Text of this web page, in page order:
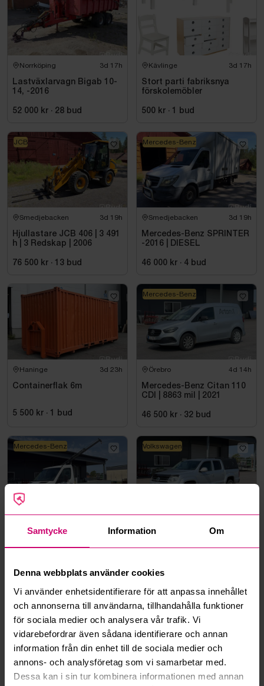
Samtycke Information Om
Denna webbplats använder cookies
Vi använder enhetsidentifierare för att anpassa innehållet
och annonserna till användarna, tillhandahålla funktioner
för sociala medier och analysera vår trafik. Vi
vidarebefordrar även sådana identifierare och annan
information från din enhet till de sociala medier och
annons- och analysföretag som vi samarbetar med.
Dessa kan i sin tur kombinera informationen med annan
Norrköping 3d 17h
Lastväxlarvagn Bigab 10-
14, -2016
52 000 kr · 28 bud
Kävlinge 3d 17h
Stort parti fabriksnya
förskolemöbler
500 kr · 1 bud
Smedjebacken 3d 19h
Hjullastare JCB 406 | 3 491
h | 3 Redskap | 2006
76 500 kr · 13 bud
JCB
Smedjebacken 3d 19h
Mercedes-Benz SPRINTER
-2016 | DIESEL
46 000 kr · 4 bud
Mercedes-Benz
Haninge 3d 23h
Containerflak 6m
5 500 kr · 1 bud
Örebro 4d 14h
Mercedes-Benz Citan 110
CDI | 8863 mil | 2021
46 500 kr · 32 bud
Mercedes-Benz
Mercedes-Benz Sprinter |
Teleskopkran Hiab 013T |
Mercedes-Benz
TDI | 4Motion | 21997 mil |
Volkswagen
Örebro 4d 14h Göteborg 4d 15h